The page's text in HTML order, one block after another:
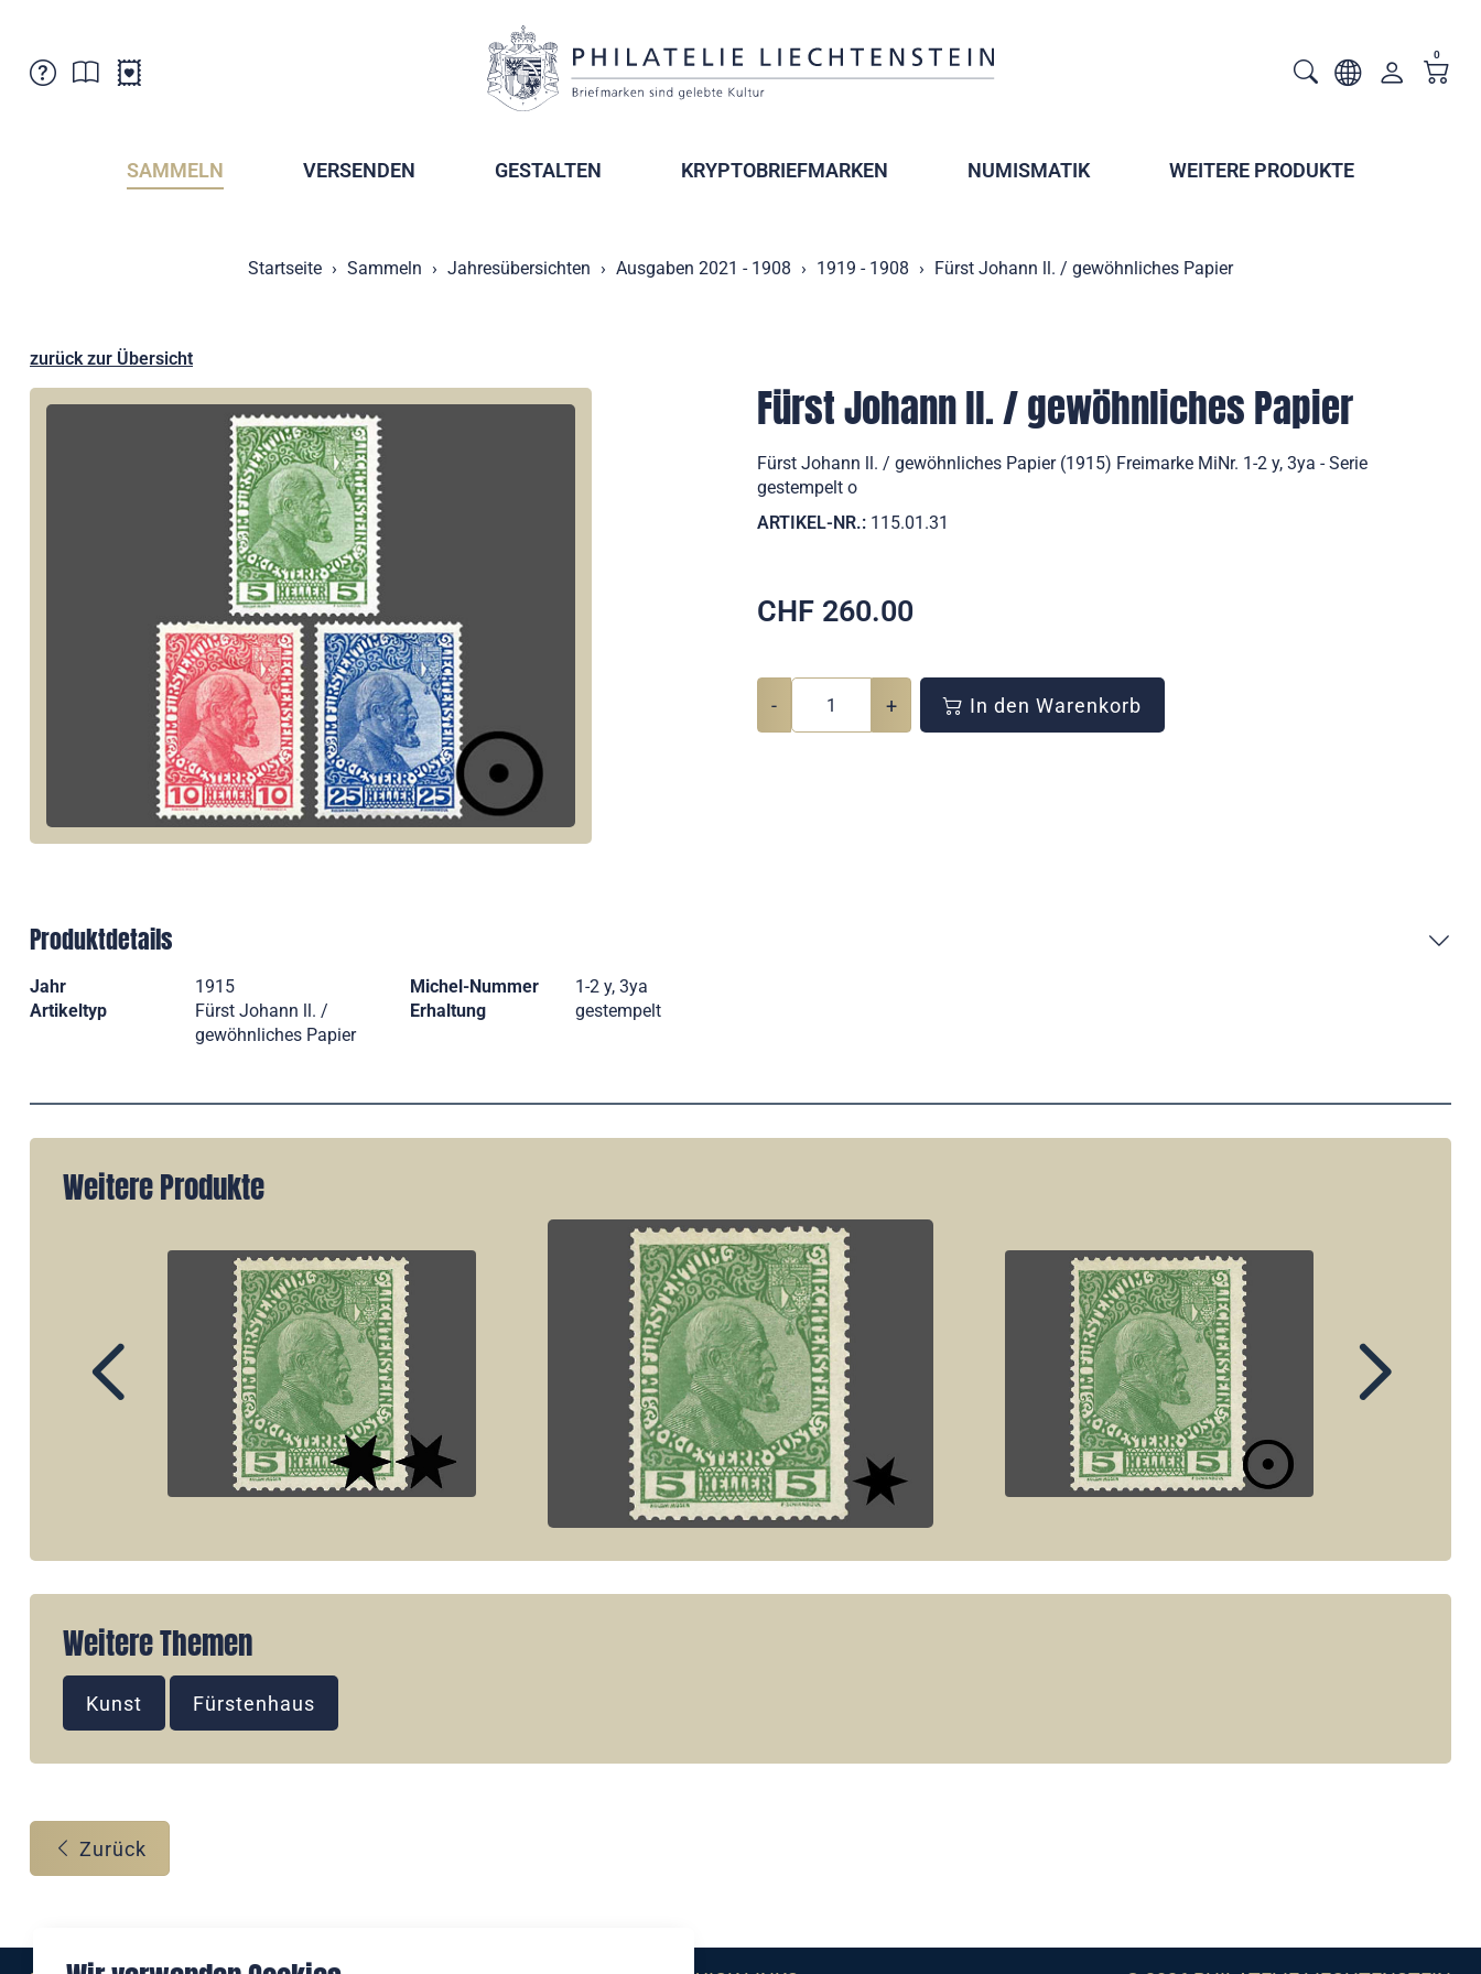
Verkaufsstellen
Postcrossing
Abonnemente
0
SAMMELN VERSENDEN GESTALTEN KRYPTOBRIEFMARKEN NUMISMATIK WEITERE PRODUKTE
Startseite Sammeln Jahresübersichten Ausgaben 2021 - 1908 1919 - 1908 Fürst Johann ll. / gewöhnliches Papier
zurück zur Übersicht
Fürst Johann ll. / gewöhnliches Papier
Fürst Johann ll. / gewöhnliches Papier (1915) Freimarke MiNr. 1-2 y, 3ya - Serie
gestempelt o
ARTIKEL-NR.: 115.01.31
CHF 260.00
- + In den Warenkorb
Produktdetails
Jahr 1915 Michel-Nummer
1-2 y, 3ya
Artikeltyp
Fürst Johann ll. /
gewöhnliches Papier
Erhaltung gestempelt
Weitere Produkte
Weitere Themen
Kunst Fürstenhaus
Zurück